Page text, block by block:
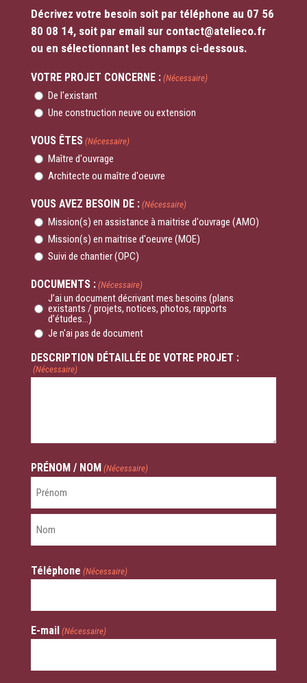
Décrivez votre besoin soit par téléphone au 07 56
80 08 14, soit par email sur contact@atelieco.fr
ou en sélectionnant les champs ci-dessous.
VOTRE PROJET CONCERNE : (Nécessaire)
De l'existant
Une construction neuve ou extension
VOUS ÊTES (Nécessaire)
Maître d'ouvrage
Architecte ou maître d'oeuvre
VOUS AVEZ BESOIN DE : (Nécessaire)
Mission(s) en assistance à maitrise d'ouvrage (AMO)
Mission(s) en maitrise d'oeuvre (MOE)
Suivi de chantier (OPC)
DOCUMENTS : (Nécessaire)
J’ai un document décrivant mes besoins (plans
existants / projets, notices, photos, rapports
d’études...)
Je n'ai pas de document
DESCRIPTION DÉTAILLÉE DE VOTRE PROJET :
(Nécessaire)
PRÉNOM / NOM (Nécessaire)
Prénom
Téléphone (Nécessaire)
E-mail (Nécessaire)